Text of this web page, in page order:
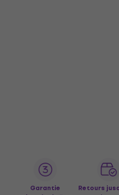
Garantie
Retours